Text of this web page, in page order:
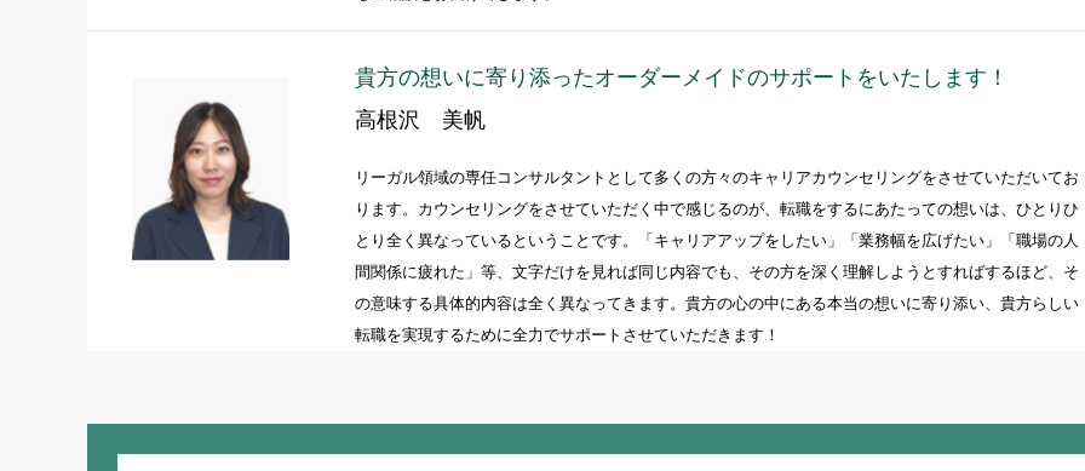
貴方の想いに寄り添ったオーダーメイドのサポートをいたします！
高根沢 美帆
リーガル領域の専任コンサルタントとして多くの方々のキャリアカウンセリングをさせていただいてお
ります。カウンセリングをさせていただく中で感じるのが、転職をするにあたっての想いは、ひとりひ
とり全く異なっているということです。「キャリアアップをしたい」「業務幅を広げたい」「職場の人
間関係に疲れた」等、文字だけを見れば同じ内容でも、その方を深く理解しようとすればするほど、そ
の意味する具体的内容は全く異なってきます。貴方の心の中にある本当の想いに寄り添い、貴方らしい
転職を実現するために全力でサポートさせていただきます！